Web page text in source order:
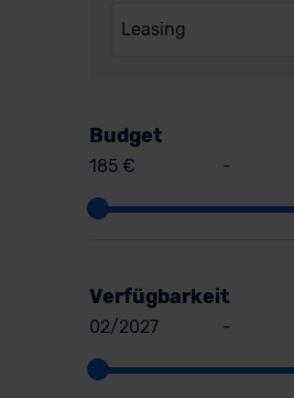
Leasing
Budget
185 € -
Verfügbarkeit
02/2027 -